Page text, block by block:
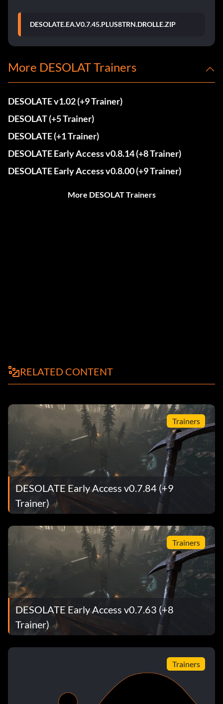
DESOLATE.EA.V0.7.45.PLUS8TRN.DROLLE.ZIP
More DESOLAT Trainers
DESOLATE v1.02 (+9 Trainer)
DESOLAT (+5 Trainer)
DESOLATE (+1 Trainer)
DESOLATE Early Access v0.8.14 (+8 Trainer)
DESOLATE Early Access v0.8.00 (+9 Trainer)
More DESOLAT Trainers
RELATED CONTENT
Trainers
DESOLATE Early Access v0.7.84 (+9
Trainer)
Trainers
DESOLATE Early Access v0.7.63 (+8
Trainer)
Trainers